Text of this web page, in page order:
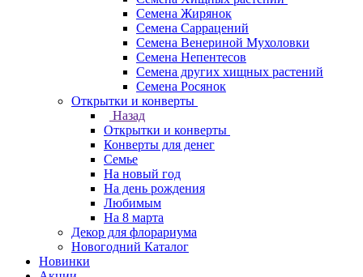
Семена Жирянок
Семена Саррацений
Семена Венериной Мухоловки
Семена Непентесов
Семена других хищных растений
Семена Росянок
Открытки и конверты
Назад
Открытки и конверты
Конверты для денег
Семье
На новый год
На день рождения
Любимым
На 8 марта
Декор для флорариума
Новогодний Каталог
Новинки